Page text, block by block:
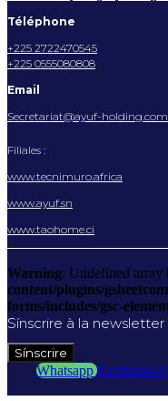
Téléphone
+225 2722470545
+225 0555080808
Email
Secretariat@ayuf-holding.com
Filiales :
www.tecnimuro.africa
www.ayuf.sn
www.taohome.ci
Warning: Undefined
content/plugins/
forms/includes/gsc-
Sínscrire à la newsletter
Sínscrire
Whatsapp Facebook-f